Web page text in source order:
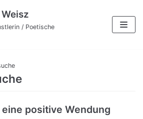
/ Poetische
positive Wendung